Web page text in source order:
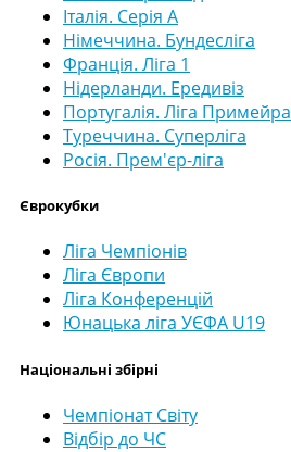
Італія. Серія А
Німеччина. Бундесліга
Франція. Ліга 1
Нідерланди. Ередивіз
Португалія. Ліга Примейра
Туреччина. Суперліга
Росія. Прем'єр-ліга
Єврокубки
Ліга Чемпіонів
Ліга Європи
Ліга Конференцій
Юнацька ліга УЄФА U19
Національні збірні
Чемпіонат Світу
Відбір до ЧС